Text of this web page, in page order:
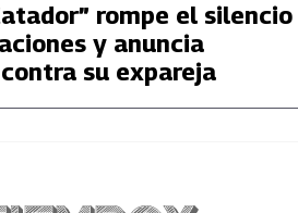
rompe el silencio
y anuncia
su expareja